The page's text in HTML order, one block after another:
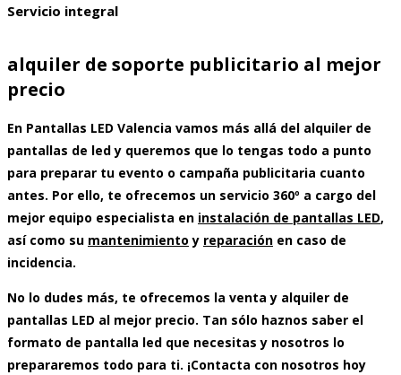
Servicio integral
alquiler de soporte publicitario al mejor
precio
En Pantallas LED Valencia vamos más allá del alquiler de
pantallas de ledy queremos que lo tengas todo a punto
para preparar tu evento o campaña publicitaria cuanto
antes. Por ello, te ofrecemos un servicio 360º a cargo del
mejor equipo especialista en instalación de pantallas LED,
así como su mantenimiento y reparación en caso de
incidencia.
No lo dudes más, te ofrecemos la venta y alquiler de
pantallas LED al mejor precio. Tan sólo haznos saber el
formato de pantalla led que necesitas y nosotros lo
prepararemos todo para ti. ¡Contacta con nosotros hoy